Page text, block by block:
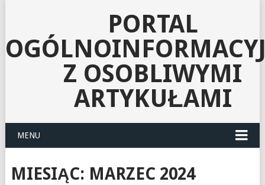
PORTAL
Z OSOBLIWYMI
ARTYKUŁAMI
MENU
MIESIĄC: MARZEC 2024